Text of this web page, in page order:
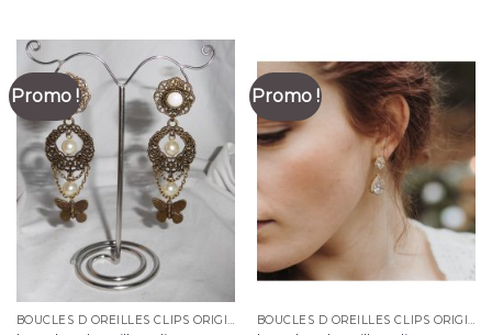
Promo !
BOUCLES D OREILLES CLIPS ORIGINALES
Promo !
BOUCLES D OREILLES CLIPS ORIGINALES